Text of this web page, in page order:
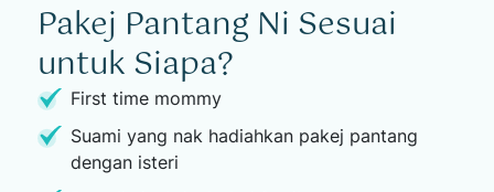
Pakej Pantang Ni Sesuai
untuk Siapa?
First time mommy
Suami yang nak hadiahkan pakej pantang
dengan isteri